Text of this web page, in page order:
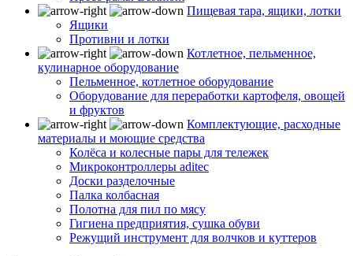
Пищевая тара, ящики, лотки
Ящики
Противни и лотки
Котлетное, пельменное,
кулинарное оборудование
Пельменное, котлетное оборудование
Оборудование для переработки картофеля, овощей
и фруктов
Комплектующие, расходные
материалы и моющие средства
Колёса и колесные пары для тележек
Микроконтроллеры aditec
Доски разделочные
Палка колбасная
Полотна для пил по мясу
Гигиена предприятия, сушка обуви
Режущий инструмент для волчков и куттеров